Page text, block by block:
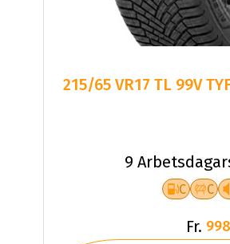
215/65 VR17 TL 99V
9
C C
Fr.